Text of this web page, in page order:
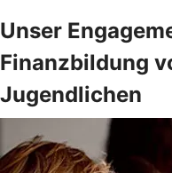
Unser
Finanzbildung
Jugendlichen